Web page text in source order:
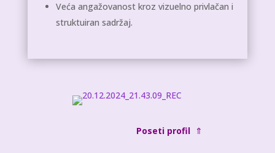
Veća angažovanost kroz vizuelno privlačan i
struktuiran sadržaj.
Poseti profil ⇑